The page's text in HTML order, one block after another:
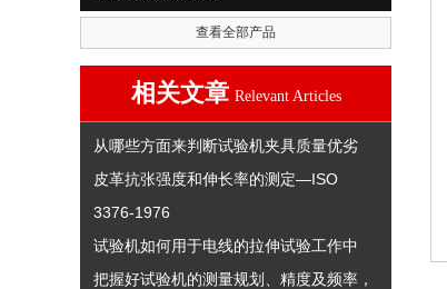
查看全部产品
相关文章 Relevant Articles
从哪些方面来判断试验机夹具质量优劣
皮革抗张强度和伸长率的测定—ISO
3376-1976
试验机如何用于电线的拉伸试验工作中
把握好试验机的测量规划、精度及频率，